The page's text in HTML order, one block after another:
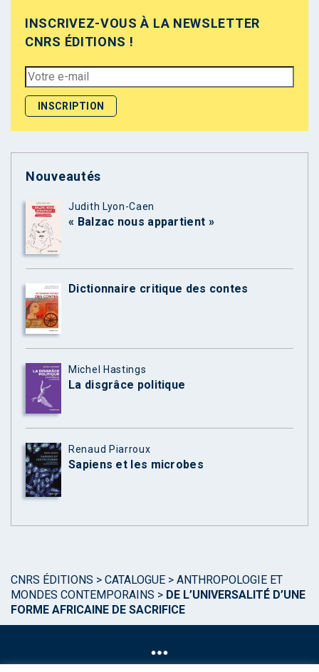
INSCRIVEZ-VOUS À LA NEWSLETTER
CNRS ÉDITIONS !
Nouveautés
Judith Lyon-Caen
« Balzac nous appartient »
Dictionnaire critique des contes
Michel Hastings
La disgrâce politique
Renaud Piarroux
Sapiens et les microbes
CNRS ÉDITIONS > CATALOGUE > ANTHROPOLOGIE ET
MONDES CONTEMPORAINS > DE L’UNIVERSALITÉ D’UNE
FORME AFRICAINE DE SACRIFICE